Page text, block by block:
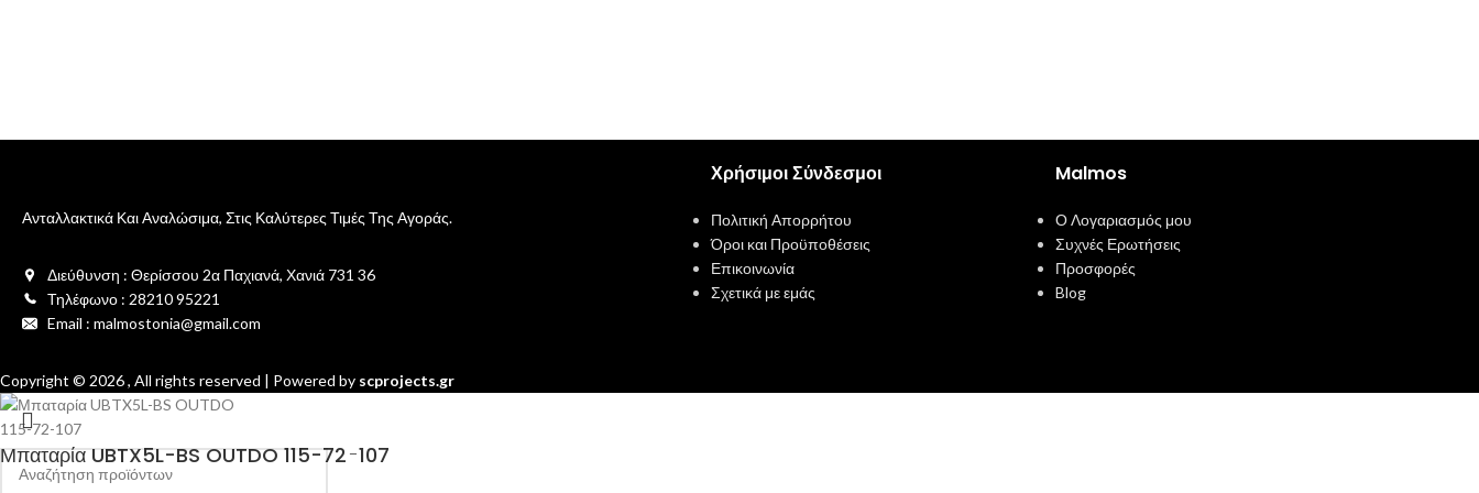
Ανταλλακτικά Και Αναλώσιμα, Στις Καλύτερες Τιμές Της Αγοράς.
Διεύθυνση : Θερίσσου 2α Παχιανά, Χανιά 731 36
Τηλέφωνο : 28210 95221
Email : malmostonia@gmail.com
Χρήσιμοι Σύνδεσμοι
Πολιτική Απορρήτου
Όροι και Προϋποθέσεις
Επικοινωνία
Σχετικά με εμάς
Malmos
Ο Λογαριασμός μου
Συχνές Ερωτήσεις
Προσφορές
Blog
Copyright © 2026, All rights reserved | Powered by scprojects.gr
Μπαταρία UBTX5L-BS OUTDO 115-72-107